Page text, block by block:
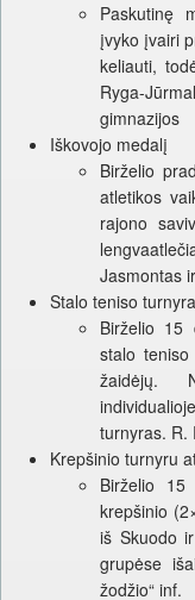
Paskutinę
įvyko įvairi
keliauti,
Ryga-
gimnazijos
Iškovojo medalį
Birželio
atletikos
rajono
Jasmontas
Stalo teniso
Birželio 15
stalo teniso
žaidėjų.
turnyras. R.
Krepšinio turnyru
Birželio 15
krepšinio
iš Skuodo
grupėse
žodžio“ inf.